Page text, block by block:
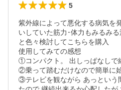
5
紫外線によって悪化する病気を
いしていた筋力･体力もみるみ
と色々検討してこちらを購入
使用してみての感想
①コンパクト。 出しっぱなしで
②乗って踏むだけなので簡単に
③テレビを観ながら あっという